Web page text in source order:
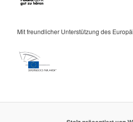
Mit freundlicher Unterstützung des